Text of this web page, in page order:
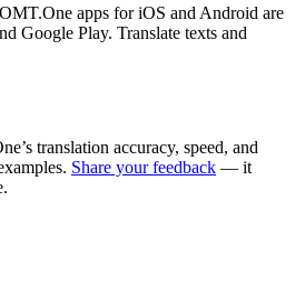
apps for iOS and Android are
Google Play. Translate texts and
translation accuracy, speed, and
Share your feedback — it